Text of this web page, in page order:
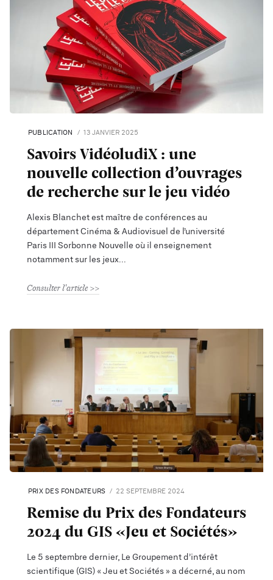
PUBLICATION 13 JANVIER 2025
Savoirs VidéoludiX : une
nouvelle collection d’ouvrages
de recherche sur le jeu vidéo
Alexis Blanchet est maître de conférences au
département Cinéma & Audiovisuel de l’université
Paris III Sorbonne Nouvelle où il enseignement
notamment sur les jeux
Consulter l'article
PRIX DES FONDATEURS 22 SEPTEMBRE 2024
Remise du Prix des Fondateurs
2024 du GIS «Jeu et Sociétés»
Le 5 septembre dernier, Le Groupement d’intérêt
scientifique (GIS) « Jeu et Sociétés » a décerné, au nom